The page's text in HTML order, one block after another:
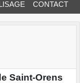
CONTACT
Saint-Orens